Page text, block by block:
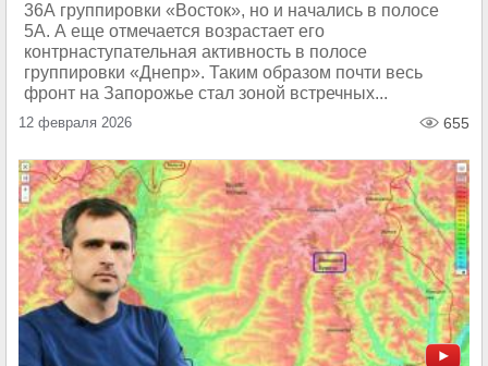
36А группировки «Восток», но и начались в полосе
5А. А еще отмечается возрастает его
контрнаступательная активность в полосе
группировки «Днепр». Таким образом почти весь
фронт на Запорожье стал зоной встречных...
12 февраля 2026 655